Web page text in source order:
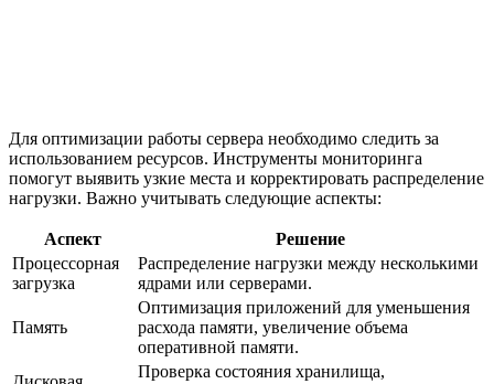
Для оптимизации работы сервера необходимо следить за
использованием ресурсов. Инструменты мониторинга
помогут выявить узкие места и корректировать распределение
нагрузки. Важно учитывать следующие аспекты:
Аспект
Решение
Процессорная
загрузка
Распределение нагрузки между несколькими
ядрами или серверами.
Память
Оптимизация приложений для уменьшения
расхода памяти, увеличение объема
оперативной памяти.
Проверка состояния хранилища,